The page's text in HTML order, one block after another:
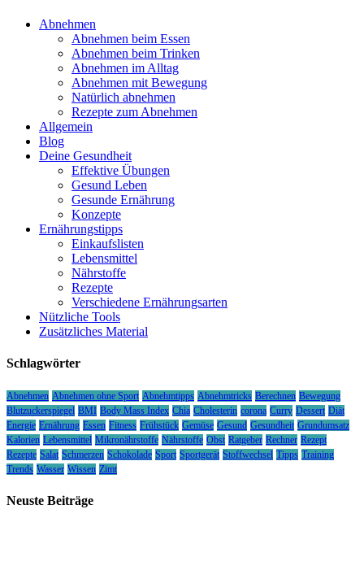
Abnehmen
Abnehmen beim Essen
Abnehmen beim Trinken
Abnehmen im Alltag
Abnehmen mit Bewegung
Natürlich abnehmen
Rezepte zum Abnehmen
Allgemein
Blog
Deine Gesundheit
Effektive Übungen
Gesund Leben
Gesunde Ernährung
Konzepte
Ernährungstipps
Einkaufslisten
Lebensmittel
Nährstoffe
Rezepte
Verschiedene Ernährungsarten
Nützliche Tools
Zusätzliches Material
Schlagwörter
Abnehmen Abnehmen ohne Sport Abnehmtipps Abnehmtricks Berechnen Bewegung
Blutzuckerspiegel BMI Body Mass Index Chia Cholesterin corona Curry Dessert Diät
Energie Ernährung Essen Fitness Frühstück Gemüse Gesund Gesundheit Grundumsatz
Kalorien Lebensmittel Mikronährstoffe Nährstoffe Obst Ratgeber Rechner Rezept
Rezepte Salat Schmerzen Schokolade Sport Sportgerät Stoffwechsel Tipps Training
Trends Wasser Wissen Zimt
Neuste Beiträge